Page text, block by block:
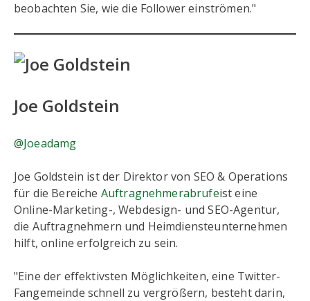
beobachten Sie, wie die Follower einströmen."
Joe Goldstein
@Joeadamg
Joe Goldstein ist der Direktor von SEO & Operations
für die Bereiche Auftragnehmerabrufeist eine
Online-Marketing-, Webdesign- und SEO-Agentur,
die Auftragnehmern und Heimdiensteunternehmen
hilft, online erfolgreich zu sein.
"Eine der effektivsten Möglichkeiten, eine Twitter-
Fangemeinde schnell zu vergrößern, besteht darin,